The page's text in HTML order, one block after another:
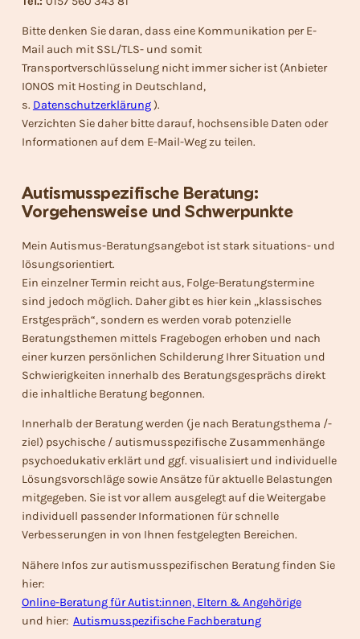
Bitte denken Sie daran, dass eine Kommunikation per E-
Mail auch mit SSL/TLS- und somit
Transportverschlüsselung nicht immer sicher ist (Anbieter
IONOS mit Hosting in Deutschland,
s. Datenschutzerklärung).
Verzichten Sie daher bitte darauf, hochsensible Daten oder
Informationen auf dem E-Mail-Weg zu teilen.
Autismusspezifische Beratung:
Vorgehensweise und Schwerpunkte
Mein Autismus-Beratungsangebot ist stark situations- und
lösungsorientiert.
Ein einzelner Termin reicht aus, Folge-Beratungstermine
sind jedoch möglich. Daher gibt es hier kein „klassisches
Erstgespräch“, sondern es werden vorab potenzielle
Beratungsthemen mittels Fragebogen erhoben und nach
einer kurzen persönlichen Schilderung Ihrer Situation und
Schwierigkeiten innerhalb des Beratungsgesprächs direkt
die inhaltliche Beratung begonnen.
Innerhalb der Beratung werden (je nach Beratungsthema /-
ziel) psychische / autismusspezifische Zusammenhänge
psychoedukativ erklärt und ggf. visualisiert und individuelle
Lösungsvorschläge sowie Ansätze für aktuelle Belastungen
mitgegeben. Sie ist vor allem ausgelegt auf die Weitergabe
individuell passender Informationen für schnelle
Verbesserungen in von Ihnen festgelegten Bereichen.
Nähere Infos zur autismusspezifischen Beratung finden Sie
hier:
Online-Beratung für Autist:innen, Eltern & Angehörige
und hier: Autismusspezifische Fachberatung